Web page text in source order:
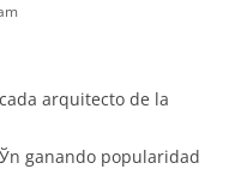
arquitecto de la
ganando popularidad